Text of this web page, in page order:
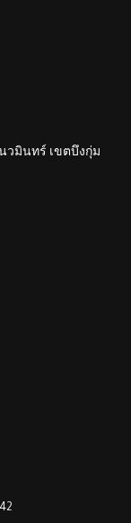
วมินทร์ เขตบึงกุ่ม